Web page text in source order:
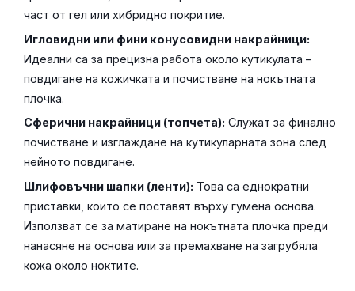
част от гел или хибридно покритие.
Игловидни или фини конусовидни накрайници:
Идеални са за прецизна работа около кутикулата –
повдигане на кожичката и почистване на нокътната
плочка.
Сферични накрайници (топчета): Служат за финално
почистване и изглаждане на кутикуларната зона след
нейното повдигане.
Шлифовъчни шапки (ленти): Това са еднократни
приставки, които се поставят върху гумена основа.
Използват се за матиране на нокътната плочка преди
нанасяне на основа или за премахване на загрубяла
кожа около ноктите.